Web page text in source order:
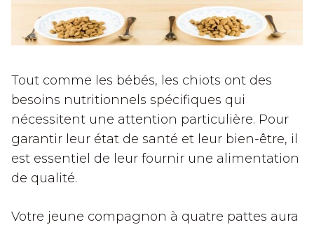
Tout comme les bébés, les chiots ont des
besoins nutritionnels spécifiques qui
nécessitent une attention particulière. Pour
garantir leur état de santé et leur bien-être, il
est essentiel de leur fournir une alimentation
de qualité.
Votre jeune compagnon à quatre pattes aura